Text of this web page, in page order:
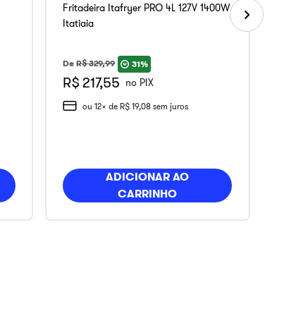
Fritadeira Itafryer PRO 4L 127V 1400W
Itatiaia
De R$329,99 31%
R$ 217,55 no PIX
ou12x de R$ 19,08 sem juros
ADICIONAR AO
CARRINHO